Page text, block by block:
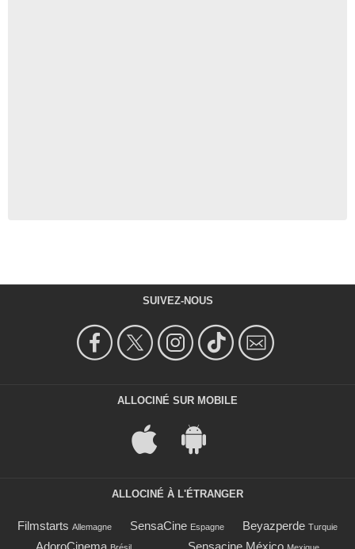
SUIVEZ-NOUS
ALLOCINÉ SUR MOBILE
ALLOCINÉ À L'ÉTRANGER
Filmstarts Allemagne SensaCine Espagne Beyazperde Turquie